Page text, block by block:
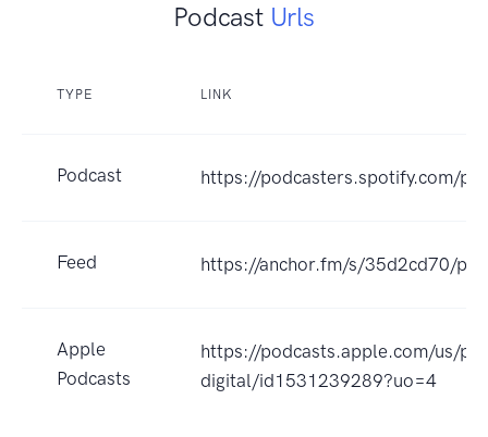
Podcast Urls
TYPE LINK
Podcast https://podcasters.spotify.com/
Feed https://anchor.fm/s/35d2cd70/
Apple
Podcasts
https://podcasts.apple.com/us/
digital/id1531239289?uo=4